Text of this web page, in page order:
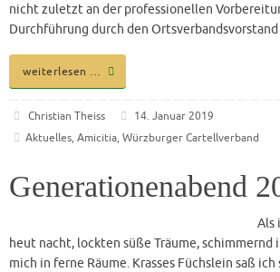
nicht zuletzt an der professionellen
Durchführung durch den
weiterlesen …
Christian Theiss
14. Januar 2019
Aktuelles, Amicitia, Würzburger Cartellverband
Generationenabend
Als
heut nacht, lockten süße Träume, schimmernd
mich in ferne Räume. Krasses Füchslein saß